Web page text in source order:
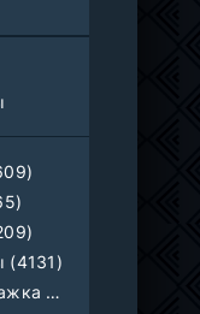
серия
(4131)
Короткометражка (699)